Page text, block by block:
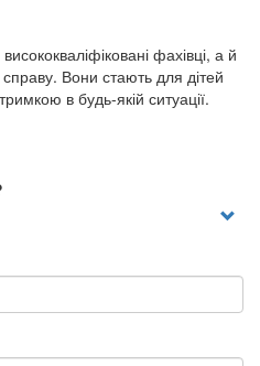
фахівці, а й
Вони стають для дітей
в будь-якій ситуації.